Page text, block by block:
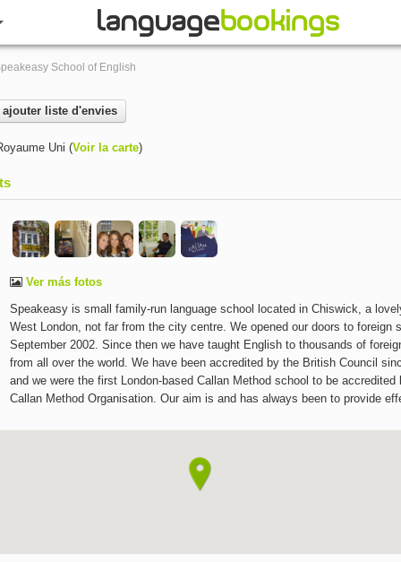
School of English
ajouter liste d'envies
Uni (Voir la carte)
Ver más fotos
Speakeasy is small family-run language school located in Chiswick, a
West London, not far from the city centre. We opened our doors to foreign
September 2002. Since then we have taught English to thousands of
from all over the world. We have been accredited by the British Council
and we were the first London-based Callan Method school to be accredited
Callan Method Organisation. Our aim is and has always been to provide
We offer General English (beginner to advanced levels), Cambridge and
9.30am until 9.30pm; our average class size is 7-10 people, and all our